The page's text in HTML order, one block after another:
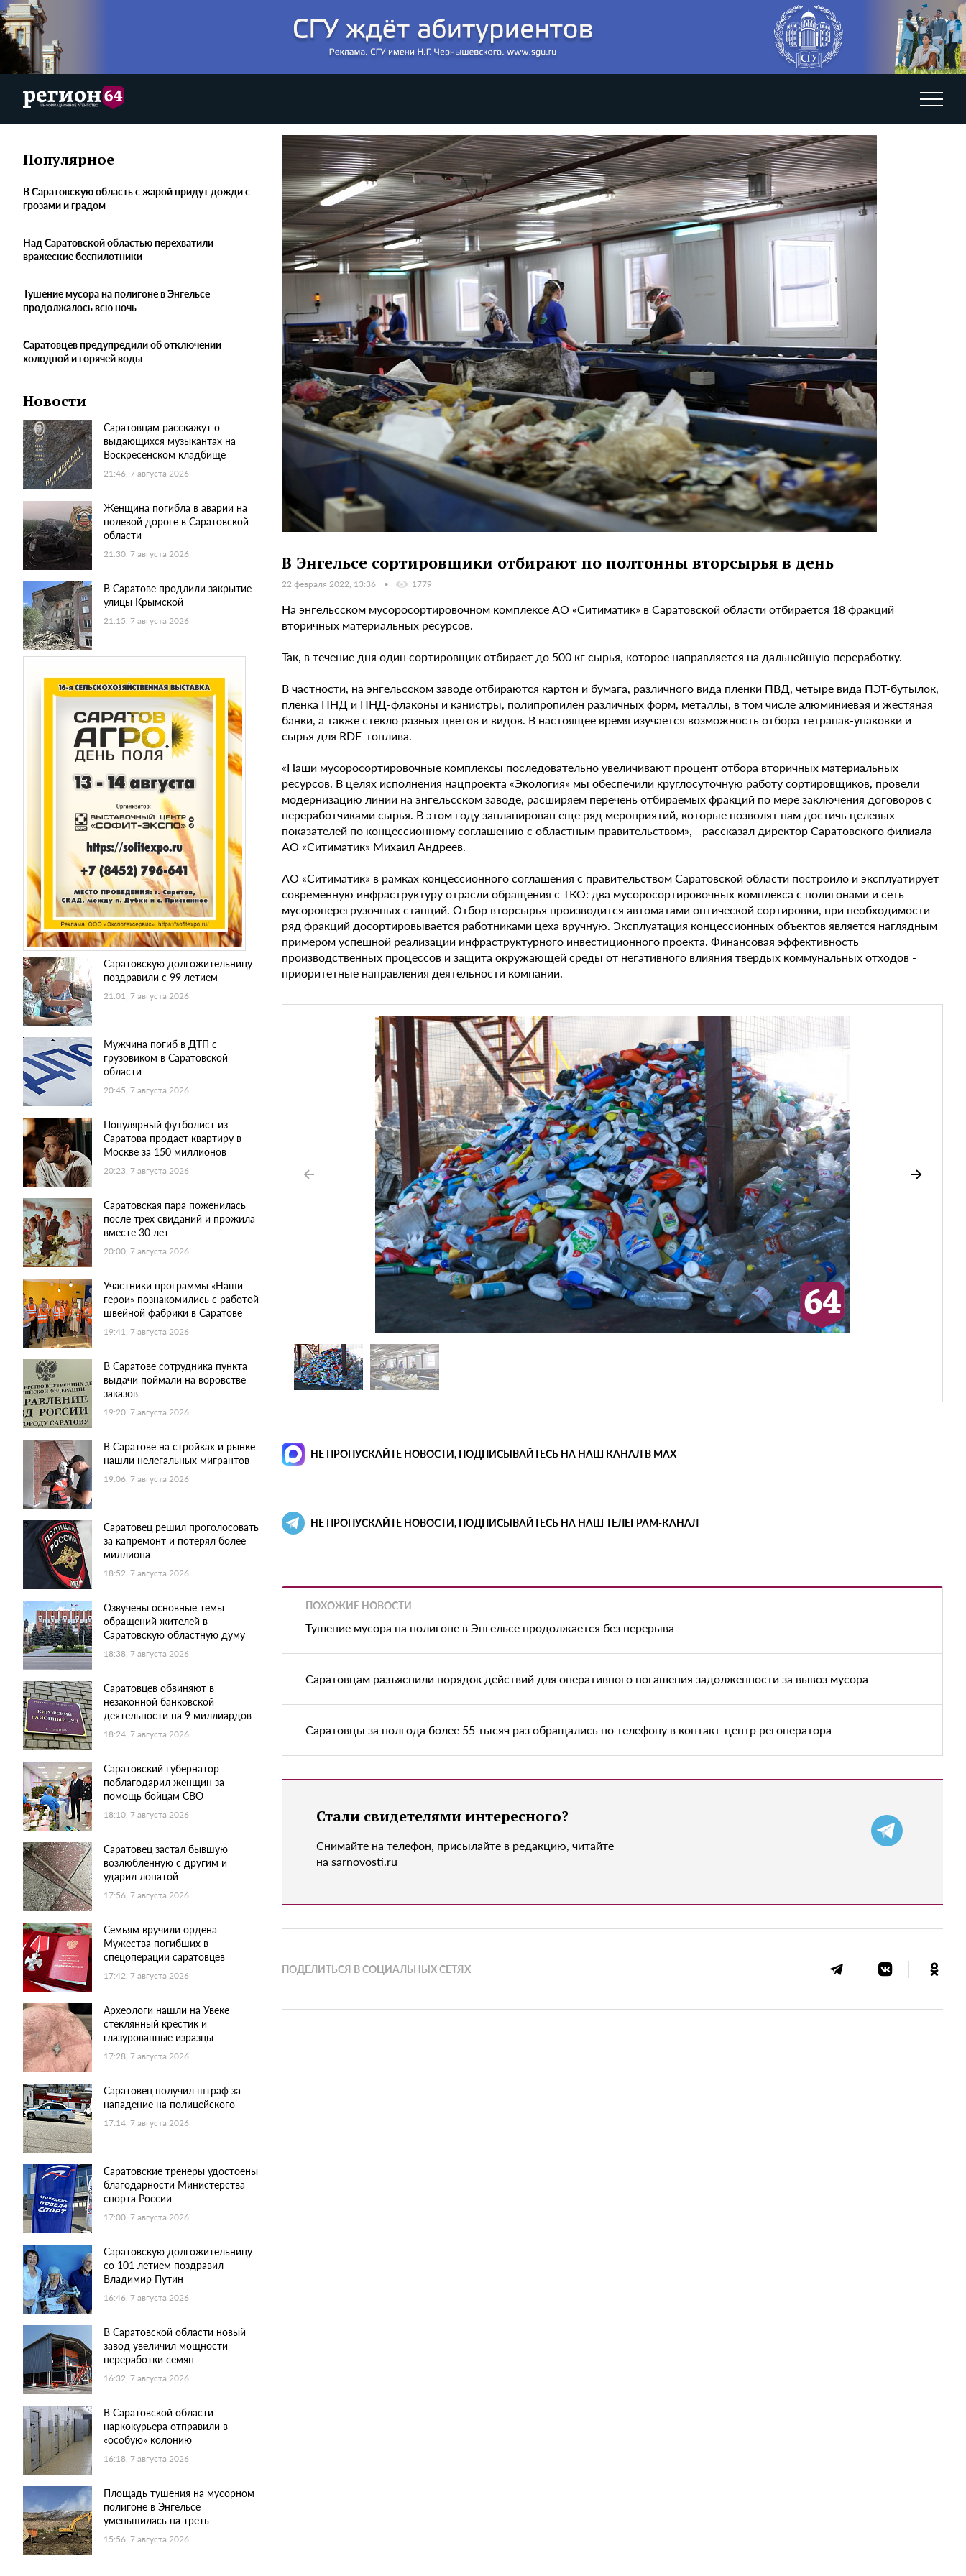
Популярное
В Саратовскую область с жарой придут дожди с
грозами и градом
Над Саратовской областью перехватили
вражеские беспилотники
Тушение мусора на полигоне в Энгельсе
продолжалось всю ночь
Саратовцев предупредили об отключении
холодной и горячей воды
Новости
Саратовцам расскажут о
выдающихся музыкантах на
Воскресенском кладбище
21:46, 7 августа 2026
Женщина погибла в аварии на
полевой дороге в Саратовской
области
21:30, 7 августа 2026
В Саратове продлили закрытие
улицы Крымской
21:15, 7 августа 2026
Саратовскую долгожительницу
поздравили с 99-летием
21:01, 7 августа 2026
Мужчина погиб в ДТП с
грузовиком в Саратовской
области
20:45, 7 августа 2026
Популярный футболист из
Саратова продает квартиру в
Москве за 150 миллионов
20:23, 7 августа 2026
Саратовская пара поженилась
после трех свиданий и прожила
вместе 30 лет
20:00, 7 августа 2026
Участники программы «Наши
герои» познакомились с работой
швейной фабрики в Саратове
19:41, 7 августа 2026
В Саратове сотрудника пункта
выдачи поймали на воровстве
заказов
19:20, 7 августа 2026
В Саратове на стройках и рынке
нашли нелегальных мигрантов
19:06, 7 августа 2026
Саратовец решил проголосовать
за капремонт и потерял более
миллиона
18:52, 7 августа 2026
Озвучены основные темы
обращений жителей в
Саратовскую областную думу
18:38, 7 августа 2026
Саратовцев обвиняют в
незаконной банковской
деятельности на 9 миллиардов
18:24, 7 августа 2026
Саратовский губернатор
поблагодарил женщин за
помощь бойцам СВО
18:10, 7 августа 2026
Саратовец застал бывшую
возлюбленную с другим и
ударил лопатой
17:56, 7 августа 2026
Семьям вручили ордена
Мужества погибших в
спецоперации саратовцев
17:42, 7 августа 2026
Археологи нашли на Увеке
стеклянный крестик и
глазурованные изразцы
17:28, 7 августа 2026
Саратовец получил штраф за
нападение на полицейского
17:14, 7 августа 2026
Саратовские тренеры удостоены
благодарности Министерства
спорта России
17:00, 7 августа 2026
Саратовскую долгожительницу
со 101-летием поздравил
Владимир Путин
16:46, 7 августа 2026
В Саратовской области новый
завод увеличил мощности
переработки семян
16:32, 7 августа 2026
В Саратовской области
наркокурьера отправили в
«особую» колонию
16:18, 7 августа 2026
Площадь тушения на мусорном
полигоне в Энгельсе
уменьшилась на треть
15:56, 7 августа 2026
В Энгельсе сортировщики отбирают по полтонны вторсырья в день
22 февраля 2022, 13:36 1779
На энгельсском мусоросортировочном комплексе АО «Ситиматик» в Саратовской области отбирается 18 фракций
вторичных материальных ресурсов.
Так, в течение дня один сортировщик отбирает до 500 кг сырья, которое направляется на дальнейшую переработку.
В частности, на энгельсском заводе отбираются картон и бумага, различного вида пленки ПВД, четыре вида ПЭТ-бутылок,
пленка ПНД и ПНД-флаконы и канистры, полипропилен различных форм, металлы, в том числе алюминиевая и жестяная
банки, а также стекло разных цветов и видов. В настоящее время изучается возможность отбора тетрапак-упаковки и
сырья для RDF-топлива.
«Наши мусоросортировочные комплексы последовательно увеличивают процент отбора вторичных материальных
ресурсов. В целях исполнения нацпроекта «Экология» мы обеспечили круглосуточную работу сортировщиков, провели
модернизацию линии на энгельсском заводе, расширяем перечень отбираемых фракций по мере заключения договоров с
переработчиками сырья. В этом году запланирован еще ряд мероприятий, которые позволят нам достичь целевых
показателей по концессионному соглашению с областным правительством», - рассказал директор Саратовского филиала
АО «Ситиматик» Михаил Андреев.
АО «Ситиматик» в рамках концессионного соглашения с правительством Саратовской области построило и эксплуатирует
современную инфраструктуру отрасли обращения с ТКО: два мусоросортировочных комплекса с полигонами и сеть
мусороперегрузочных станций. Отбор вторсырья производится автоматами оптической сортировки, при необходимости
ряд фракций досортировывается работниками цеха вручную. Эксплуатация концессионных объектов является наглядным
примером успешной реализации инфраструктурного инвестиционного проекта. Финансовая эффективность
производственных процессов и защита окружающей среды от негативного влияния твердых коммунальных отходов -
приоритетные направления деятельности компании.
НЕ ПРОПУСКАЙТЕ НОВОСТИ, ПОДПИСЫВАЙТЕСЬ НА НАШ КАНАЛ В MAX
НЕ ПРОПУСКАЙТЕ НОВОСТИ, ПОДПИСЫВАЙТЕСЬ НА НАШ ТЕЛЕГРАМ-КАНАЛ
ПОХОЖИЕ НОВОСТИ
Тушение мусора на полигоне в Энгельсе продолжается без перерыва
Саратовцам разъяснили порядок действий для оперативного погашения задолженности за вывоз мусора
Саратовцы за полгода более 55 тысяч раз обращались по телефону в контакт-центр регоператора
Стали свидетелями интересного?
Снимайте на телефон, присылайте в редакцию, читайте
на sarnovosti.ru
ПОДЕЛИТЬСЯ В СОЦИАЛЬНЫХ СЕТЯХ